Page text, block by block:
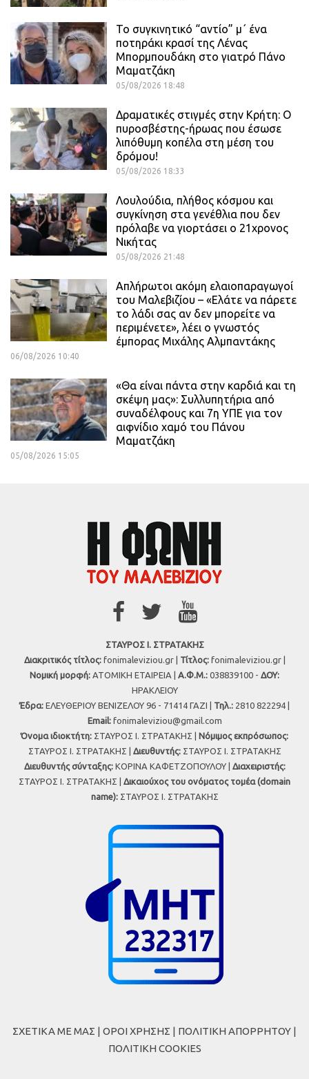
Το συγκινητικό “αντίο” μ΄ ένα
ποτηράκι κρασί της Λένας
Μπορμπουδάκη στο γιατρό Πάνο
Μαματζάκη
05/08/2026 18:48
Δραματικές στιγμές στην Κρήτη: Ο
πυροσβέστης-ήρωας που έσωσε
λιπόθυμη κοπέλα στη μέση του
δρόμου!
05/08/2026 18:33
Λουλούδια, πλήθος κόσμου και
συγκίνηση στα γενέθλια που δεν
πρόλαβε να γιορτάσει ο 21χρονος
Νικήτας
05/08/2026 21:48
Απλήρωτοι ακόμη ελαιοπαραγωγοί
του Μαλεβιζίου – «Ελάτε να πάρετε
το λάδι σας αν δεν μπορείτε να
περιμένετε», λέει ο γνωστός
έμπορας Μιχάλης Αλμπαντάκης
06/08/2026 10:40
«Θα είναι πάντα στην καρδιά και τη
σκέψη μας»: Συλλυπητήρια από
συναδέλφους και 7η ΥΠΕ για τον
αιφνίδιο χαμό του Πάνου
Μαματζάκη
05/08/2026 15:05
ΣΤΑΥΡΟΣ Ι. ΣΤΡΑΤΑΚΗΣ
Διακριτικός τίτλος:fonimaleviziou.gr | Τίτλος:fonimaleviziou.gr |
Νομική μορφή: ΑΤΟΜΙΚΗ ΕΤΑΙΡΕΙΑ | Α.Φ.Μ.: 038839100 - ΔΟΥ:
ΗΡΑΚΛΕΙΟΥ
Έδρα: ΕΛΕΥΘΕΡΙΟΥ ΒΕΝΙΖΕΛΟΥ 96 - 71414 ΓΑΖΙ | Τηλ.: 2810 822294 |
Εmail: fonimaleviziou@gmail.com
Όνομα ιδιοκτήτη: ΣΤΑΥΡΟΣ Ι. ΣΤΡΑΤΑΚΗΣ | Νόμιμος εκπρόσωπος:
ΣΤΑΥΡΟΣ Ι. ΣΤΡΑΤΑΚΗΣ | Διευθυντής:ΣΤΑΥΡΟΣ Ι. ΣΤΡΑΤΑΚΗΣ
Διευθυντής σύνταξης:ΚΟΡΙΝΑ ΚΑΦΕΤΖΟΠΟΥΛΟΥ | Διαχειριστής:
ΣΤΑΥΡΟΣ Ι. ΣΤΡΑΤΑΚΗΣ | Δικαιούχος του ονόματος τομέα (domain
name):ΣΤΑΥΡΟΣ Ι. ΣΤΡΑΤΑΚΗΣ
ΣΧΕΤΙΚΑ ΜΕ ΜΑΣ | ΟΡΟΙ ΧΡΗΣΗΣ | ΠΟΛΙΤΙΚΗ ΑΠΟΡΡΗΤΟΥ |
ΠΟΛΙΤΙΚΗ COOKIES